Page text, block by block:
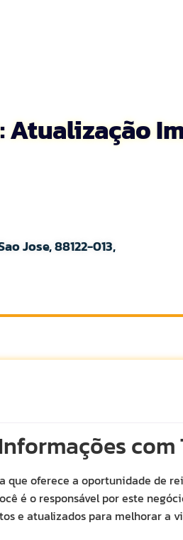
Jose, 88122-013,
que oferece a oportunidade de
é o responsável por este
e atualizados para melhorar a